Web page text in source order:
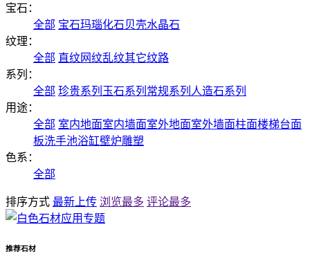
宝石：
全部 宝石玛瑙化石贝壳水晶石
纹理：
全部 直纹网纹乱纹其它纹路
系列：
全部 珍贵系列 玉石系列 常规系列 人造石系列
用途：
全部 室内地面室内墙面室外地面室外墙面柱面楼梯台面
板洗手池浴缸壁炉雕塑
色系：
全部
排序方式 最新上传 浏览最多 评论最多
推荐石材